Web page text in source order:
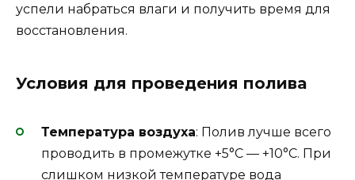
успели набраться влаги и получить время для
восстановления.
Условия для проведения полива
Температура воздуха: Полив лучше всего
проводить в промежутке +5°C — +10°C. При
слишком низкой температуре вода